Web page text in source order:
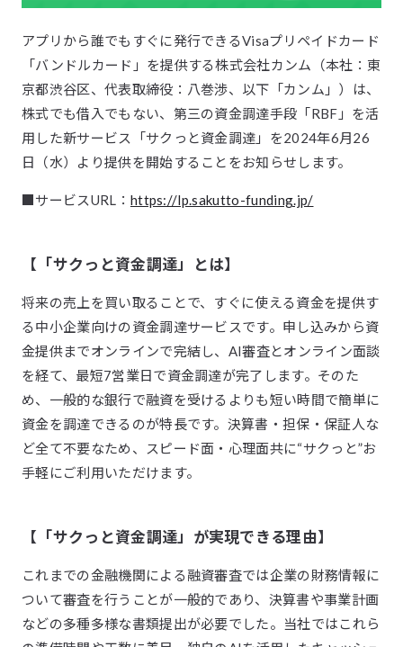
アプリから誰でもすぐに発行できるVisaプリペイドカード
「バンドルカード」を提供する株式会社カンム（本社：東
京都渋谷区、代表取締役：八巻渉、以下「カンム」）は、
株式でも借入でもない、第三の資金調達手段「RBF」を活
用した新サービス「サクっと資金調達」を2024年6月26
日（水）より提供を開始することをお知らせします。
■サービスURL： https://lp.sakutto-funding.jp/
【「サクっと資金調達」とは】
将来の売上を買い取ることで、すぐに使える資金を提供す
る中小企業向けの資金調達サービスです。申し込みから資
金提供までオンラインで完結し、AI審査とオンライン面談
を経て、最短7営業日で資金調達が完了します。そのた
め、一般的な銀行で融資を受けるよりも短い時間で簡単に
資金を調達できるのが特長です。決算書・担保・保証人な
ど全て不要なため、スピード面・心理面共に“サクっと”お
手軽にご利用いただけます。
【「サクっと資金調達」が実現できる理由】
これまでの金融機関による融資審査では企業の財務情報に
ついて審査を行うことが一般的であり、決算書や事業計画
などの多種多様な書類提出が必要でした。当社ではこれら